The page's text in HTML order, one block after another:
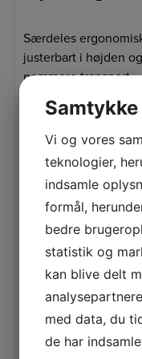
Særdeles
justerbart i højden
nemmere transport.
Relaterede varer
SPAR 8%
STIHL BGA 100
BLÆSER
Stihl BGA 100 Stihl
100 er en ekstremt
batteriløvblæser, som
Vi og vores
teknologier,
indsamle
formål,
bedre
statistik og
kan blive delt
med data, du
de har